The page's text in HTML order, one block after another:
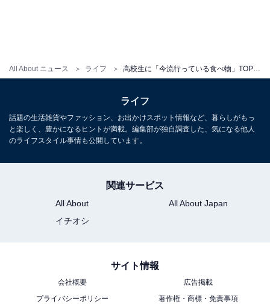
All About ニュース ライフ
ライフ
話題の生活雑貨やファッション、お出かけスポット情報など、暮らしがもっ
と楽しく、豊かになるヒントが満載。編集部が独自調査した、気になる他人
のライフスタイル事情も公開しています。
関連サービス
All About
All About Japan
イチオシ
サイト情報
会社概要
広告掲載
プライバシーポリシー
著作権・商標・免責事項